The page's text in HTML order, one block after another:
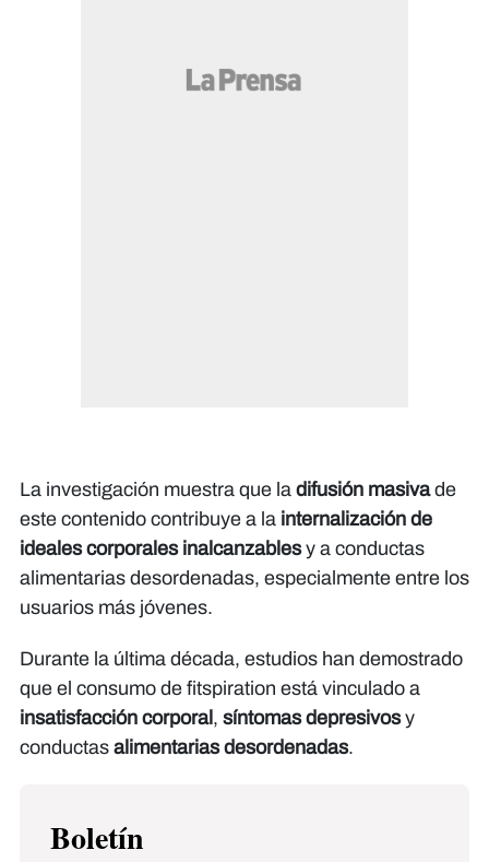
La investigación muestra que la difusión masivade
este contenido contribuye a la internalización de
ideales corporales inalcanzablesy a conductas
alimentarias desordenadas, especialmente entre los
usuarios más jóvenes.
Durante la última década, estudios han demostrado
que el consumo de fitspiration está vinculado a
insatisfacción corporal , síntomas depresivosy
conductas alimentarias desordenadas.
Boletín